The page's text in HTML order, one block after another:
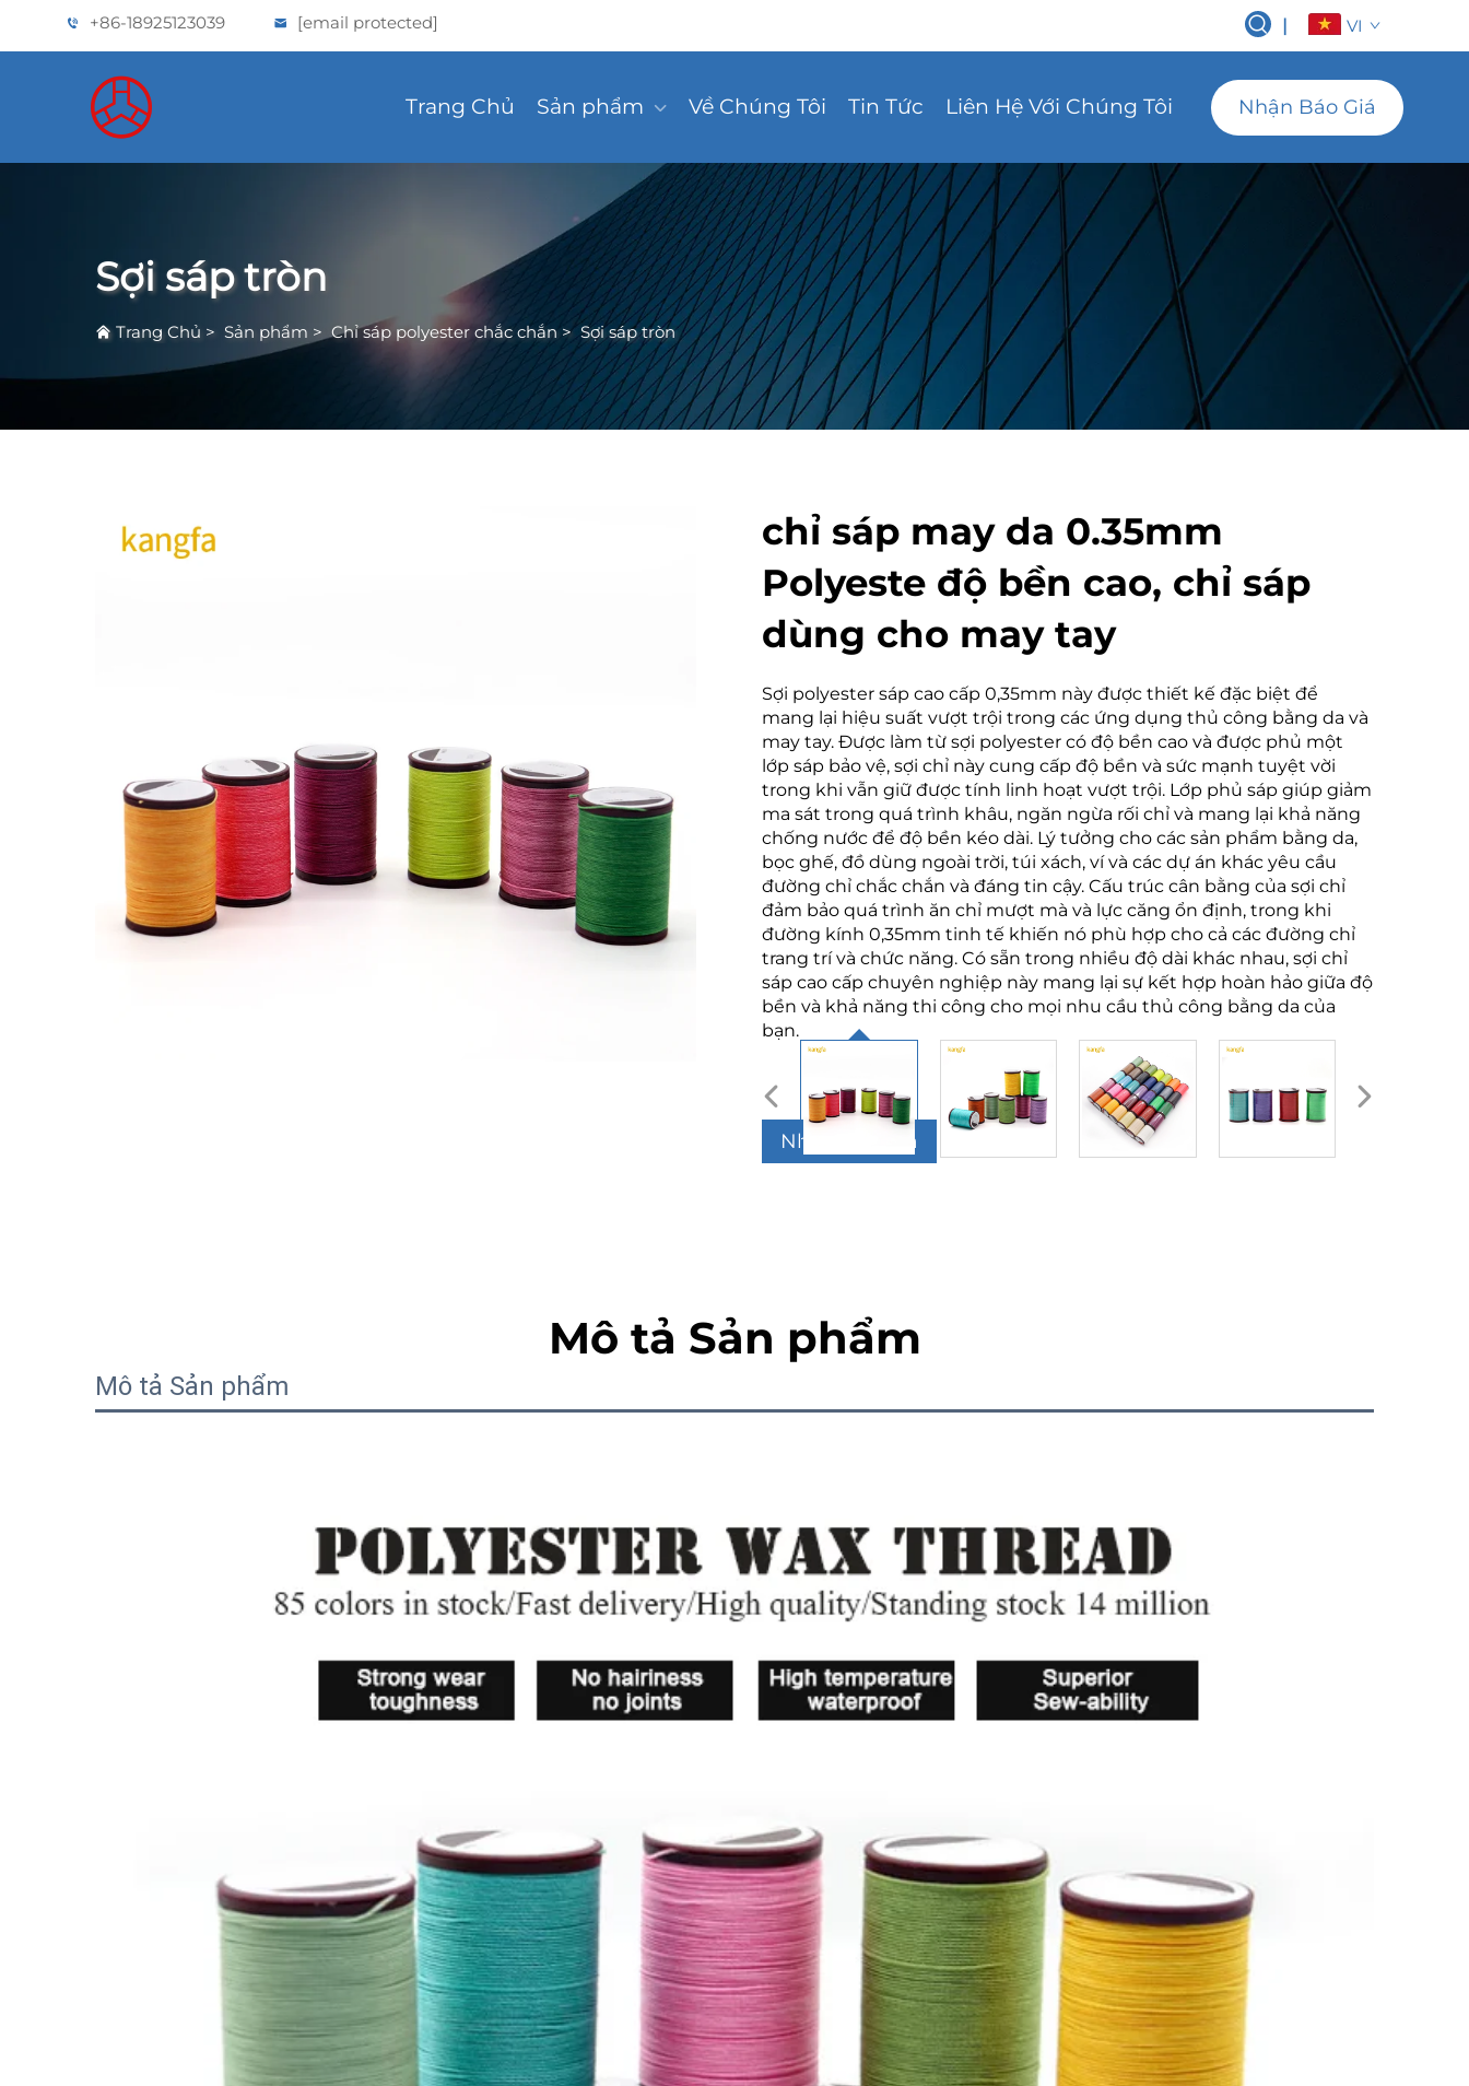
+86-18925123039 [email protected] | VI
Trang Chủ Sản phẩm Về Chúng Tôi Tin Tức Liên Hệ Với Chúng Tôi Nhận Báo Giá
Sợi sáp tròn
Trang Chủ > Sản phẩm > Chỉ sáp polyester chắc chắn>Sợi sáp tròn
chỉ sáp may da 0.35mm
Polyeste độ bền cao, chỉ sáp
dùng cho may tay
Sợi polyester sáp cao cấp 0,35mm này được thiết kế đặc biệt để
mang lại hiệu suất vượt trội trong các ứng dụng thủ công bằng da và
may tay. Được làm từ sợi polyester có độ bền cao và được phủ một
lớp sáp bảo vệ, sợi chỉ này cung cấp độ bền và sức mạnh tuyệt vời
trong khi vẫn giữ được tính linh hoạt vượt trội. Lớp phủ sáp giúp giảm
ma sát trong quá trình khâu, ngăn ngừa rối chỉ và mang lại khả năng
chống nước để độ bền kéo dài. Lý tưởng cho các sản phẩm bằng da,
bọc ghế, đồ dùng ngoài trời, túi xách, ví và các dự án khác yêu cầu
đường chỉ chắc chắn và đáng tin cậy. Cấu trúc cân bằng của sợi chỉ
đảm bảo quá trình ăn chỉ mượt mà và lực căng ổn định, trong khi
đường kính 0,35mm tinh tế khiến nó phù hợp cho cả các đường chỉ
trang trí và chức năng. Có sẵn trong nhiều độ dài khác nhau, sợi chỉ
sáp cao cấp chuyên nghiệp này mang lại sự kết hợp hoàn hảo giữa độ
bền và khả năng thi công cho mọi nhu cầu thủ công bằng da của
bạn.
Nhận Báo Giá
Mô tả Sản phẩm
Mô tả Sản phẩm